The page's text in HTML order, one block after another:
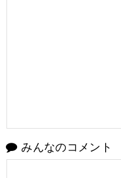
みんなのコメント